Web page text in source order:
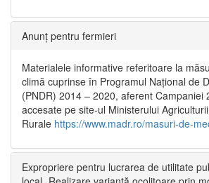
Anunț pentru fermieri
Materialele informative referitoare la
climă cuprinse în Programul Național de
(PNDR) 2014 – 2020, aferent Campaniei
accesate pe site-ul Ministerului
Rurale https://www.madr.ro/masuri-de-
Expropriere pentru lucrarea de utilitate